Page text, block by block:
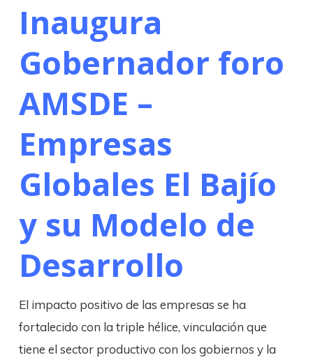
Inaugura
Gobernador foro
AMSDE –
Empresas
Globales El Bajío
y su Modelo de
Desarrollo
El impacto positivo de las empresas se ha
fortalecido con la triple hélice, vinculación que
tiene el sector productivo con los gobiernos y la